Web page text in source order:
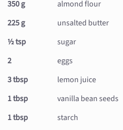
350 g
almond flour
225 g
unsalted butter
½ tsp
sugar
2
eggs
3 tbsp
lemon juice
1 tbsp
vanilla bean seeds
1 tbsp
starch